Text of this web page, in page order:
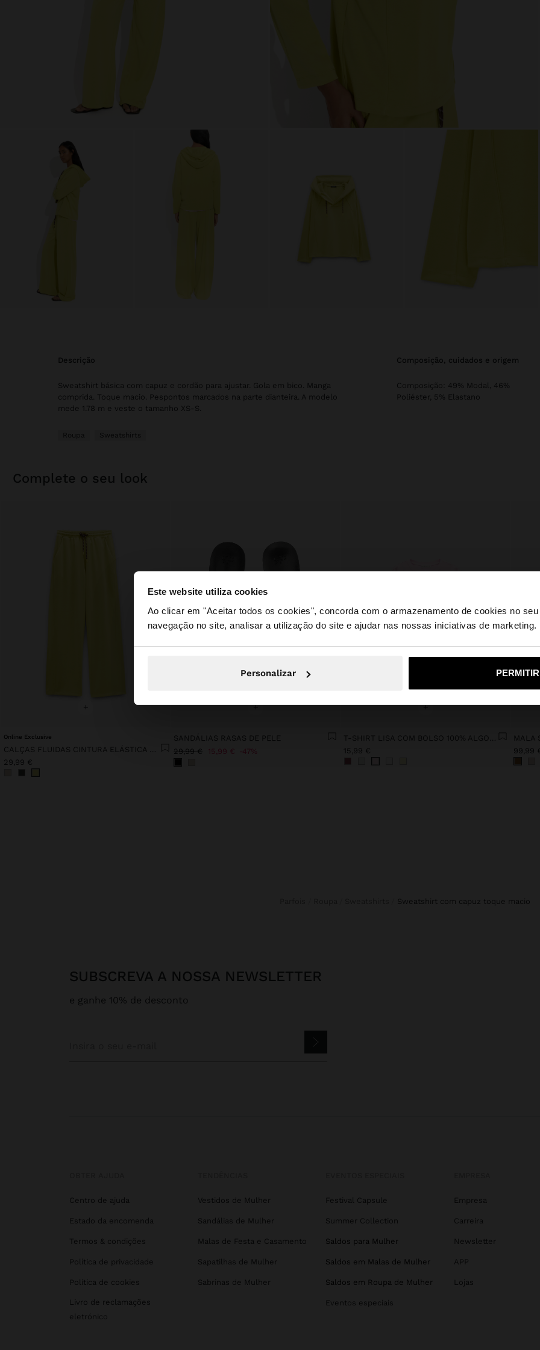
Este website utiliza cookies
Ao clicar em "Aceitar todos os cookies", concorda com o armazenamento de cookies no
navegação no site, analisar a utilização do site e ajudar nas nossas iniciativas de marketing.
Personalizar
olá
Está a aceder ao site a partir de Portugal. Deseja navegar no nosso site
Sim,
descrição
Sweatshirt básica com capuz e cordão para ajustar. Gola em bico. Manga
comprida. Toque macio. Pespontos marcados na parte dianteira. A modelo
mede 1.78 m e veste o tamanho XS-S.
Roupa Sweatshirts
composição, cuidados e origem
Composição: 49% Modal, 46%
Poliéster, 5% Elastano
complete o seu look
+
Online Exclusive
CALÇAS FLUIDAS CINTURA ELÁSTICA TOQUE MACIO
29,99 €
+
SANDÁLIAS RASAS DE PELE
29,99 € 15,99 € 47%
+
T-SHIRT LISA COM BOLSO 100% ALGODÃO
15,99 €
MALA
99,99
sweatshirt com capuz toque macio
SUBSCREVA A NOSSA NEWSLETTER
e ganhe 10% de desconto
Centro de ajuda
Estado da encomenda
Termos & condições
Política de privacidade
Política de cookies
Livro de reclamações
eletrónico
Vestidos de Mulher
Sandálias de Mulher
Malas de Festa e Casamento
Sapatilhas de Mulher
Sabrinas de Mulher
Festival Capsule
Summer Collection
Saldos para Mulher
Saldos em Malas de Mulher
Saldos em Roupa de Mulher
Eventos especiais
Empresa
Carreira
Newsletter
APP
Lojas